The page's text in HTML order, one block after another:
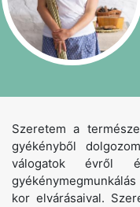
Szeretem a
gyékényből
válogatok évről
kor elvárásaival.